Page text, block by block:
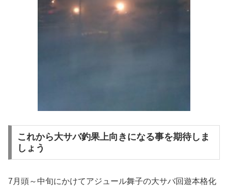
これから大サバ釣果上向きになる事を期待しま
しょう
7月頭～中旬にかけてアジュール舞子の大サバ回遊本格化